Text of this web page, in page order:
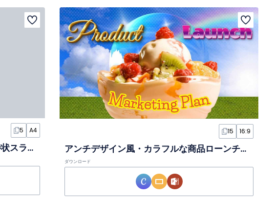
5 A4
ヴィンテージ風フレンズギビング招待状スライド
15 16:9
アンチデザイン風・カラフルな商品ローンチ企画スライド
ダウンロード